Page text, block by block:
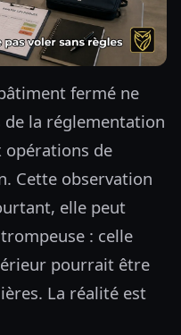
fermé ne
la réglementation
opérations de
Cette observation
elle peut
: celle
pourrait être
La réalité est